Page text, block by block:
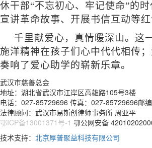
休干部“不忘初心、牢记使命”的
宣讲革命故事、开展书信互动等
千里献爱心，真情暖深山。这
施洋精神在孩子们心中代代相传
奏响了爱心助学的崭新乐章。
武汉市慈善总会
地址：湖北省武汉市江岸区高雄路105号3楼
电话：027-85729696 传真：027-85729696邮
法律顾问：武汉市易斯创律师事务所 周亚平
鄂ICP备13001371号-1 鄂公网安备
技术支持： 北京厚普聚益科技有限公司